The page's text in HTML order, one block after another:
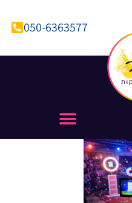
050-6363577